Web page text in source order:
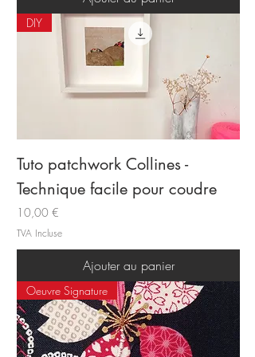
DIY
Tuto patchwork Collines -
Technique facile pour coudre
Prix
10,00 €
TVA Incluse
Ajouter au panier
Oeuvre Signature